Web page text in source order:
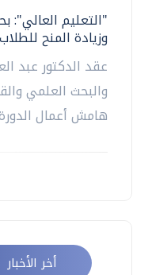
"التعليم العالي":
وزيادة المنح
عقد الدكتور عبد
والبحث العلمي
هامش أعمال الدورة
أخر الأخبار